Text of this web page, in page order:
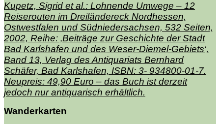
Kupetz, Sigrid et al.: Lohnende Umwege – 12
Reiserouten im Dreiländereck Nordhessen,
Ostwestfalen und Südniedersachsen, 532 Seiten,
2002, Reihe: ‚Beiträge zur Geschichte der Stadt
Bad Karlshafen und des Weser-Diemel-Gebiets‘,
Band 13, Verlag des Antiquariats Bernhard
Schäfer, Bad Karlshafen, ISBN: 3- 934800-01-7.
Neupreis: 49,90 Euro – das Buch ist derzeit
jedoch nur antiquarisch erhältlich.
Wanderkarten